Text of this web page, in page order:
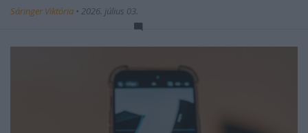
Sáringer Viktória • 2026. július 03.